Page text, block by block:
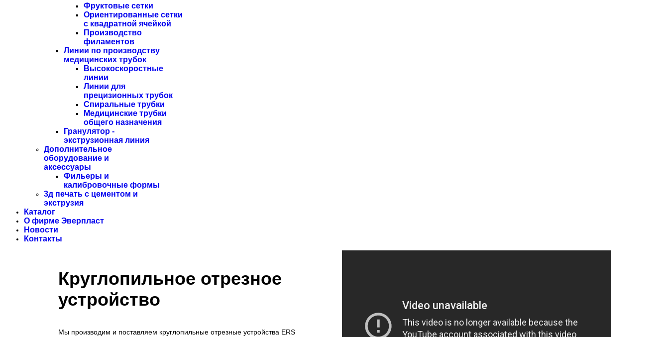
Фруктовые сетки
Ориентированные сетки
с квадратной ячейкой
Производство
филаментов
Линии по производству
медицинских трубок
Высокоскоростные
линии
Линии для
прецизионных трубок
Спиральные трубки
Медицинские трубки
общего назначения
Гранулятор -
экструзионная линия
Дополнительное
оборудование и
аксессуары
Фильеры и
калибровочные формы
3д печать с цементом и
экструзия
Каталог
О фирме Эверпласт
Новости
Контакты
Круглопильное отрезное
устройство
Мы производим и поставляем круглопильные отрезные устройства ERS